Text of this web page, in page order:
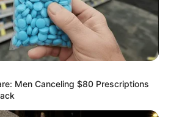
ΕΠΙΚΟΙΝΩΝΙΑ ΟΡΟΙ ΧΡΗΣΗΣ
Men Canceling $80 Prescriptions